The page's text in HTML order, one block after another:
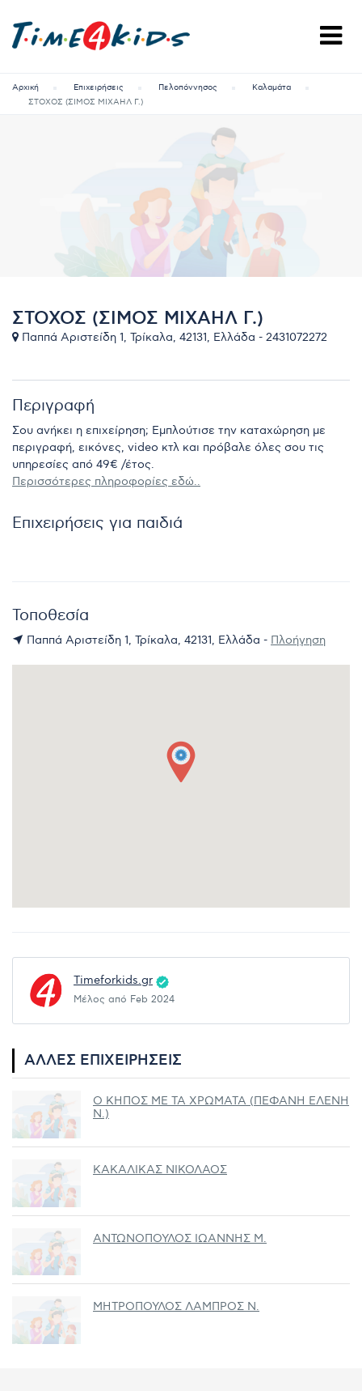
Αρχική Επιχειρήσεις Πελοπόννησος
Καλαμάτα
ΣΤΟΧΟΣ (ΣΙΜΟΣ ΜΙΧΑΗΛ Γ.)
ΣΤΟΧΟΣ (ΣΙΜΟΣ ΜΙΧΑΗΛ Γ.)
Παππά Αριστείδη 1, Τρίκαλα, 42131, Ελλάδα - 2431072272
Περιγραφή
Σου ανήκει η επιχείρηση; Εμπλούτισε την καταχώρηση με
περιγραφή, εικόνες, video κτλ και πρόβαλε όλες σου τις
υπηρεσίες από 49€ /έτος.
Περισσότερες πληροφορίες εδώ..
Επιχειρήσεις για παιδιά
Τοποθεσία
Παππά Αριστείδη 1, Τρίκαλα, 42131, Ελλάδα - Πλοήγηση
Timeforkids.gr
Μέλος από Feb 2024
ΆΛΛΕΣ ΕΠΙΧΕΙΡΉΣΕΙΣ
Ο ΚΗΠΟΣ ΜΕ ΤΑ ΧΡΩΜΑΤΑ (ΠΕΦΑΝΗ ΕΛΕΝΗ
Ν.)
ΚΑΚΑΛΙΚΑΣ ΝΙΚΟΛΑΟΣ
ΑΝΤΩΝΟΠΟΥΛΟΣ ΙΩΑΝΝΗΣ Μ.
ΜΗΤΡΟΠΟΥΛΟΣ ΛΑΜΠΡΟΣ Ν.